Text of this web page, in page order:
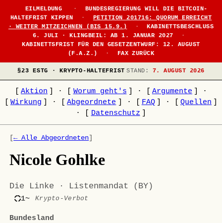
EILMELDUNG ·
BUNDESREGIERUNG WILL DIE BITCOIN-
HALTEFRIST KIPPEN
·
PETITION 201716: QUORUM ERREICHT
· WEITER MITZEICHNEN (BIS 15.9.)
·
KABINETTSBESCHLUSS
6. JULI · KLINGBEIL: AB 1. JANUAR 2027
·
KABINETTSFRIST FÜR DEN GESETZENTWURF: 12. AUGUST
(F.A.Z.)
· FAX ZURÜCK
§23 ESTG · KRYPTO-HALTEFRIST STAND: 7. AUGUST 2026
Aktion · Worum geht's · Argumente
·
Wirkung · Abgeordnete · FAQ · Quellen
·
Datenschutz
[← Alle Abgeordneten]
Nicole Gohlke
Die Linke · Listenmandat (BY)
1~ Krypto-Verbot
Bundesland